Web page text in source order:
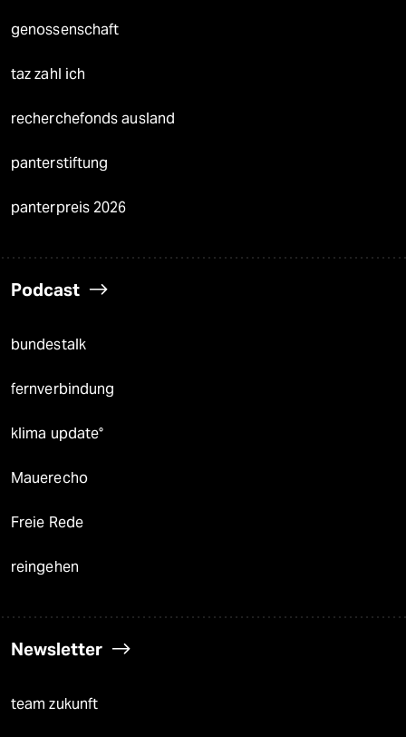
genossenschaft
taz zahl ich
recherchefonds ausland
panterstiftung
panterpreis 2026
Podcast
bundestalk
fernverbindung
klima update°
Mauerecho
Freie Rede
reingehen
Newsletter
team zukunft